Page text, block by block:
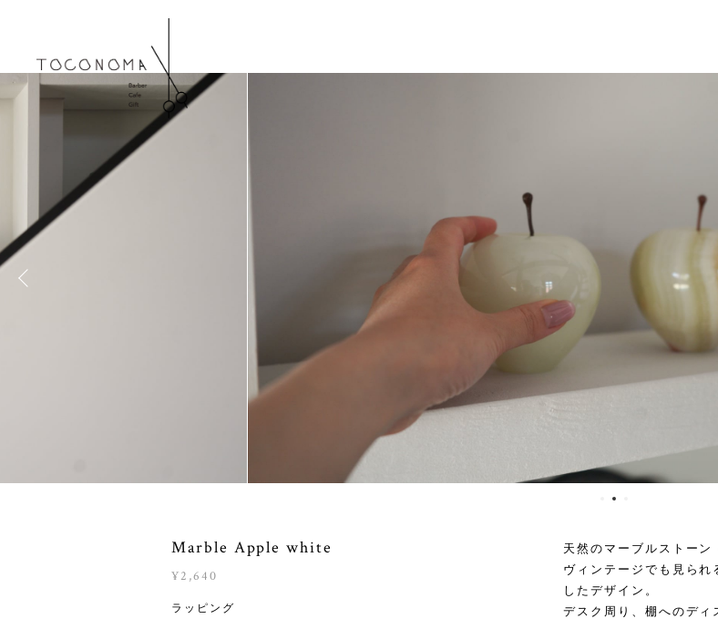
Marble Apple white
¥2,640
ラッピング
天然のマーブルストーン
ヴィンテージでも見ら
したデザイン。
デスク周り、棚へのディ